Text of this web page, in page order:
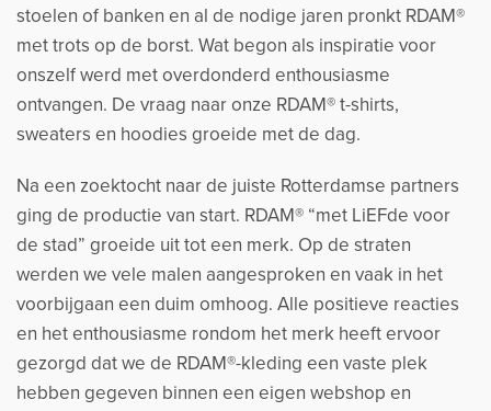
stoelen of banken en al de nodige jaren pronkt RDAM®
met trots op de borst. Wat begon als inspiratie voor
onszelf werd met overdonderd enthousiasme
ontvangen. De vraag naar onze RDAM® t-shirts,
sweaters en hoodies groeide met de dag.
Na een zoektocht naar de juiste Rotterdamse partners
ging de productie van start. RDAM® “met LiEFde voor
de stad” groeide uit tot een merk. Op de straten
werden we vele malen aangesproken en vaak in het
voorbijgaan een duim omhoog. Alle positieve reacties
en het enthousiasme rondom het merk heeft ervoor
gezorgd dat we de RDAM®-kleding een vaste plek
hebben gegeven binnen een eigen webshop en